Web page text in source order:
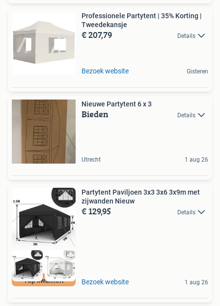
Professionele Partytent | 35% Korting |
Tweedekansje
€ 207,79 Details
Bezoek website Gisteren
Nieuwe Partytent 6 x 3
Bieden Details
Utrecht 1 aug 26
Top kwaliteit
Partytent Paviljoen 3x3 3x6 3x9m met
zijwanden Nieuw
€ 129,95 Details
Bezoek website 1 aug 26